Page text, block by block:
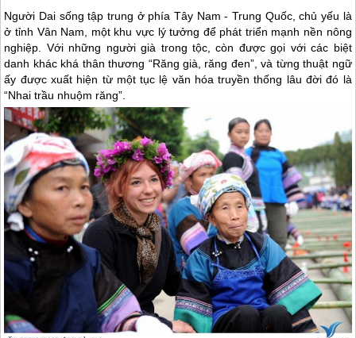
Người Dai sống tập trung ở phía Tây Nam - Trung Quốc, chủ yếu là
ở tỉnh Vân Nam, một khu vực lý tưởng để phát triển mạnh nền nông
nghiệp. Với những người già trong tộc, còn được gọi với các biệt
danh khác khá thân thương “Răng già, răng đen”, và từng thuật ngữ
ấy được xuất hiện từ một tục lệ văn hóa truyền thống lâu đời đó là
“Nhai trầu nhuộm răng”.